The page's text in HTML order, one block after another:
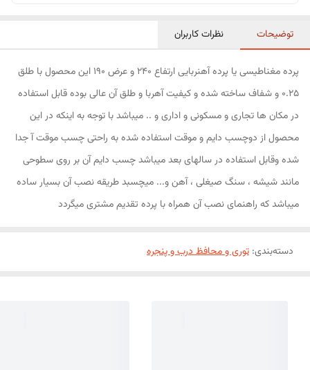
توضیحات نظرات کاربران
پرده مغناطیسی یا پرده آهنربایی ارتفاع 240 و عرض 190 این محصول با طلق
0.25 و شفاف ساخته شده و کیفیت آهربا و طلق آن عالی بوده قابل استفاده
در مکان ها تجاری و مسکونی و اداری و .. میباشد با توجه به اینکه در این
محصول از دوچسب دایم و موقت استفاده شده به راحتی چسب موقت آ جدا
شده وقابل استفاده در سالهای بعد میباشد چسب دایم آن بر روی سطوحی
مانند شیشه ، سنگ صیغلی ، آهن و... میچسبد طریقه نصب آن بسیار ساده
میباشد که راهنمای نصب آن همراه با پرده تقدیم مشتری میگردد
دسته‌بندی: توری و محافظ درب و پنجره